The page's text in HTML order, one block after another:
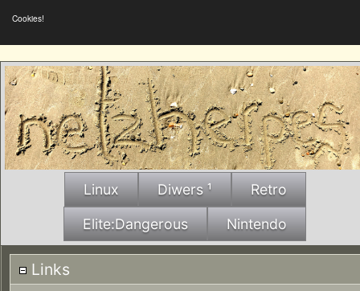
Cookies!
Linux Diwers ¹ Retro
Elite:Dangerous Nintendo
Links